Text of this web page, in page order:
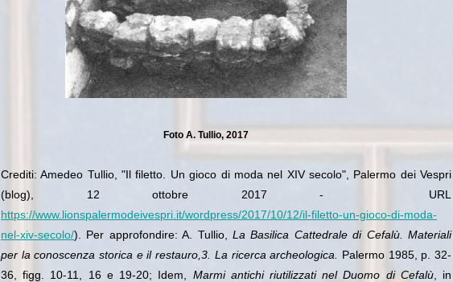
Foto A. Tullio, 2017
Crediti: Amedeo Tullio, "Il filetto. Un gioco di moda nel XIV secolo", Palermo dei Vespri
(blog), 12 ottobre 2017 - URL
https://www.lionspalermodeivespri.it/wordpress/2017/10/12/il-filetto-un-gioco-di-moda-
nel-xiv-secolo/). Per approfondire:A. Tullio,La Basilica Cattedrale di Cefalù. Materiali
per la conoscenza storica e il restauro,3. La ricerca archeologica. Palermo 1985, p. 32-
36, figg. 10-11, 16 e 19-20; Idem, Marmi antichi riutilizzati nel Duomo di Cefalù, in